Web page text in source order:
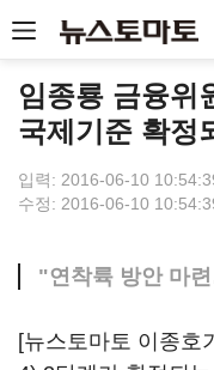
임종룡 금융위
국제기준 확정
입력: 2016-06-10
수정: 2016-06-10
"연착륙 방안 마
[뉴스토마토 이종호